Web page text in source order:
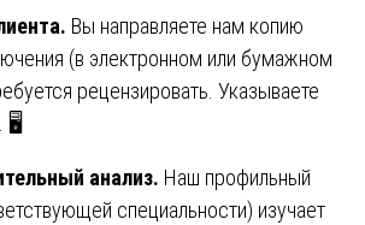
Вы направляете нам копию
(в электронном или бумажном
рецензировать. Указываете
🖥️
анализ. Наш профильный
специальности) изучает